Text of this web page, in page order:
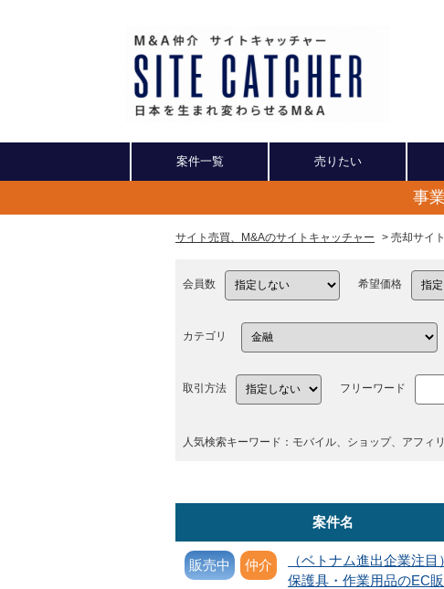
案件一覧 売りたい
事
サイト売買、M&Aのサイトキャッチャー > 売却サイ
会員数 希望価格
カテゴリ
取引方法 フリーワード
人気検索キーワード：モバイル、ショップ、アフィ
案件名
販売中 仲介
（ベトナム進出企業注目
保護具・作業用品のEC